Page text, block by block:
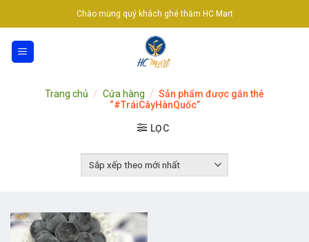
to
content
Chào mừng quý khách ghé thăm HC Mart
Trang chủ / Cửa hàng / Sản phẩm được gắn thẻ
“#TráiCâyHànQuốc”
LỌC